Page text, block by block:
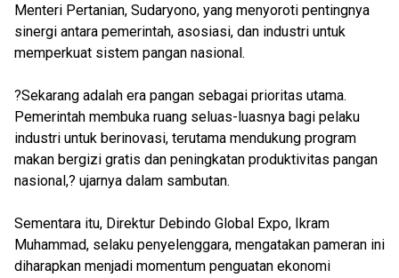
Menteri Pertanian, Sudaryono, yang menyoroti pentingnya
sinergi antara pemerintah, asosiasi, dan industri untuk
memperkuat sistem pangan nasional.
?Sekarang adalah era pangan sebagai prioritas utama.
Pemerintah membuka ruang seluas-luasnya bagi pelaku
industri untuk berinovasi, terutama mendukung program
makan bergizi gratis dan peningkatan produktivitas pangan
nasional,? ujarnya dalam sambutan.
Sementara itu, Direktur Debindo Global Expo, Ikram
Muhammad, selaku penyelenggara, mengatakan pameran ini
diharapkan menjadi momentum penguatan ekonomi